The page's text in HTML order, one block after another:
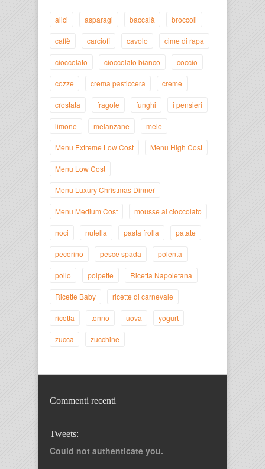
alici asparagi baccalà broccoli
caffè carciofi cavolo cime di rapa
cioccolato cioccolato bianco coccio
cozze crema pasticcera creme
crostata fragole funghi i pensieri
limone melanzane mele
Menu Extreme Low Cost Menu High Cost
Menu Low Cost
Menu Luxury Christmas Dinner
Menu Medium Cost mousse al cioccolato
noci nutella pasta frolla patate
pecorino pesce spada polenta
pollo polpette Ricetta Napoletana
Ricette Baby ricette di carnevale
ricotta tonno uova yogurt
zucca zucchine
Commenti recenti
Tweets:
Could not authenticate you.